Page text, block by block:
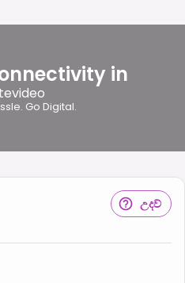
in
Go Digital.
උදව්